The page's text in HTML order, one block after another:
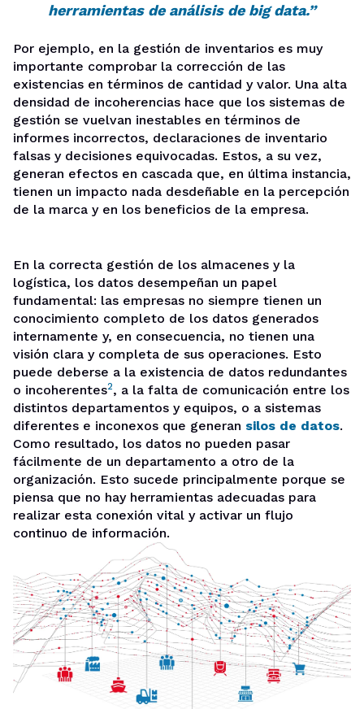
herramientas de análisis de big data.”
Por ejemplo, en la gestión de inventarios es muy
importante comprobar la corrección de las
existencias en términos de cantidad y valor. Una alta
densidad de incoherencias hace que los sistemas de
gestión se vuelvan inestables en términos de
informes incorrectos, declaraciones de inventario
falsas y decisiones equivocadas. Estos, a su vez,
generan efectos en cascada que, en última instancia,
tienen un impacto nada desdeñable en la percepción
de la marca y en los beneficios de la empresa.
En la correcta gestión de los almacenes y la
logística, los datos desempeñan un papel
fundamental: las empresas no siempre tienen un
conocimiento completo de los datos generados
internamente y, en consecuencia, no tienen una
visión clara y completa de sus operaciones. Esto
puede deberse a la existencia de datos redundantes
o incoherentes2, a la falta de comunicación entre los
distintos departamentos y equipos, o a sistemas
diferentes e inconexos que generan silos de datos.
Como resultado, los datos no pueden pasar
fácilmente de un departamento a otro de la
organización. Esto sucede principalmente porque se
piensa que no hay herramientas adecuadas para
realizar esta conexión vital y activar un flujo
continuo de información.